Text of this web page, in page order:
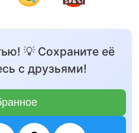
💡 Сохраните её
с друзьями!